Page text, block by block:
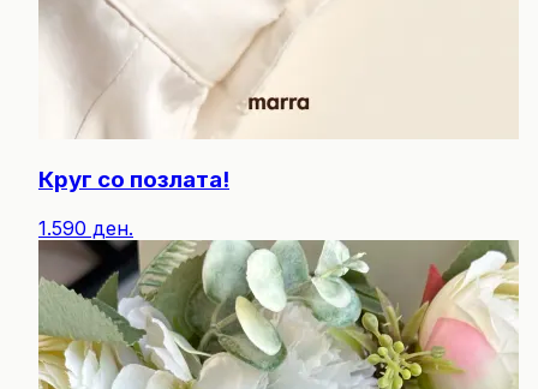
Круг со позлата!
1.590 ден.